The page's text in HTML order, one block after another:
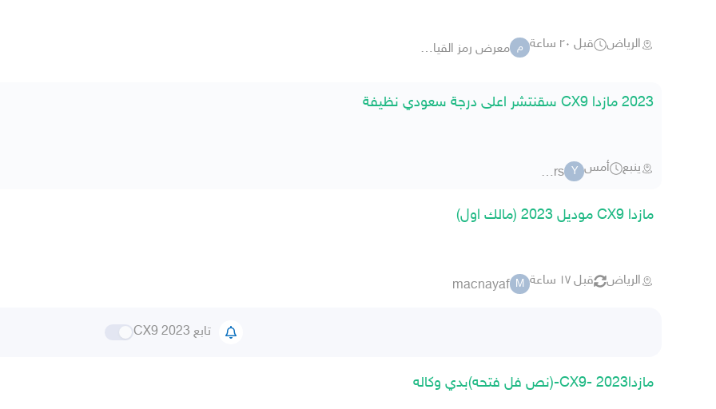
الرياض قبل ٢٠ ساعة م معرض رمز القياده للسيارات
2023 مازدا CX9 سقنتشر اعلى درجة سعودي نظيفة
ينبع أمس Y
y-cars
مازدا CX9 موديل 2023 (مالك اول)
الرياض قبل ١٧ ساعة M
macnayaf
تابع CX9 2023
مازدا2023 -CX9-(نص فل فتحه)بدي وكاله